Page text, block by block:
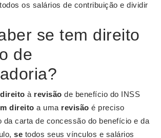
os salários de contribuição e dividir
se tem direito
de
à revisão de benefício do INSS
direito a uma revisão é preciso
da carta de concessão do benefício e da
se todos seus vínculos e salários